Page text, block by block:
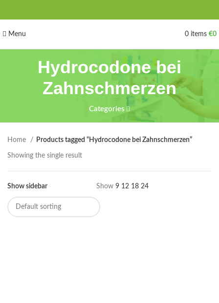
Menu 0 items €0
Hydrocodone bei
Zahnschmerzen
Categories
Home Products tagged “Hydrocodone bei Zahnschmerzen”
Showing the single result
Show sidebar Show 9 12 18 24